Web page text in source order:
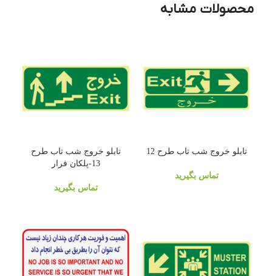
محصولات مشابه
تابلو خروج شب تاب طرح 12
تماس بگیرید
تابلو خروج شب تاب طرح
13-پلکان فرار
تماس بگیرید